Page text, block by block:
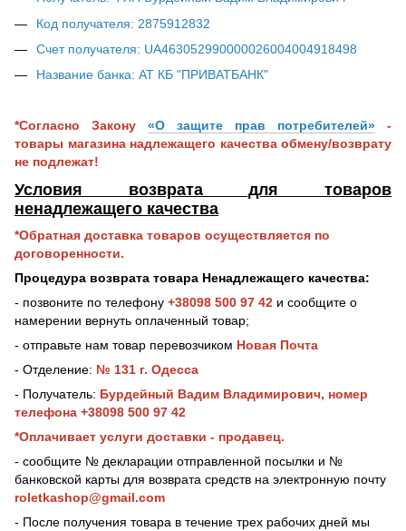
Код получателя: 2875912832
Счет получателя: UA463052990000026004004918498
Название банка: АТ КБ "ПРИВАТБАНК"
*Согласно Закону «О защите прав потребителей» -
товары магазина надлежащего качества обмену/возврату
не подлежат!
Условия возврата для товаров
ненадлежащего качества
*Обратная доставка товаров осуществляется по
договоренности.
Процедура возврата товара Ненадлежащего качества:
- позвоните по телефону +38098 500 97 42 и сообщите о
намерении вернуть оплаченный товар;
- отправьте нам товар перевозчиком Новая Почта
- Отделение: № 131 г. Одесса
- Получатель: Бурдейный Вадим Владимирович, номер
телефона +38098 500 97 42
*Оплачивает услуги доставки - продавец.
- сообщите № декларации отправленной посылки и №
банковской карты для возврата средств на электронную почту
roletkashop@gmail.com
- После получения товара в течение трех рабочих дней мы